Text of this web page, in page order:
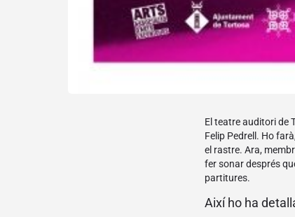
El teatre auditori de
Felip Pedrell. Ho
el rastre. Ara,
fer sonar després
partitures.
Així ho ha